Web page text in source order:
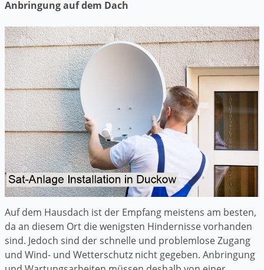
Anbringung auf dem Dach
Auf dem Hausdach ist der Empfang meistens am besten,
da an diesem Ort die wenigsten Hindernisse vorhanden
sind. Jedoch sind der schnelle und problemlose Zugang
und Wind- und Wetterschutz nicht gegeben. Anbringung